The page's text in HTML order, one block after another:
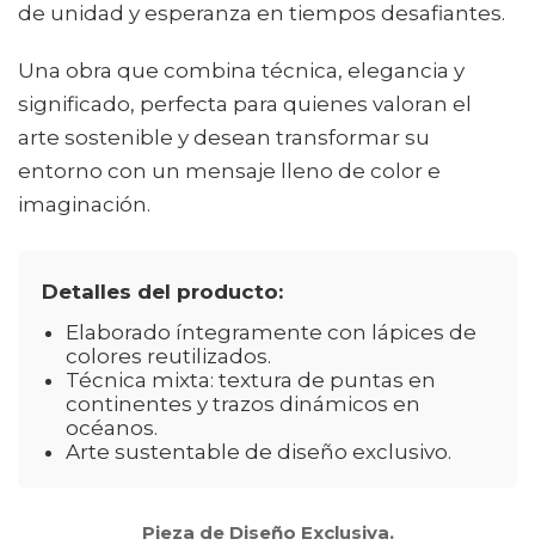
de unidad y esperanza en tiempos desafiantes.
Una obra que combina técnica, elegancia y
significado, perfecta para quienes valoran el
arte sostenible y desean transformar su
entorno con un mensaje lleno de color e
imaginación.
Detalles del producto:
Elaborado íntegramente con lápices de
colores reutilizados.
Técnica mixta: textura de puntas en
continentes y trazos dinámicos en
océanos.
Arte sustentable de diseño exclusivo.
Pieza de Diseño Exclusiva.